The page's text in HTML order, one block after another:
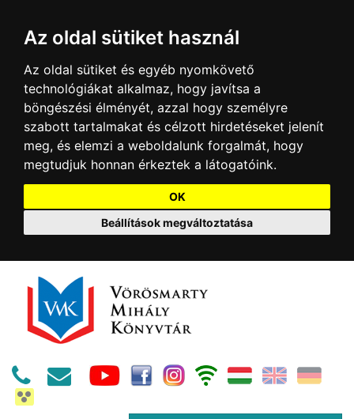
Az oldal sütiket használ
Az oldal sütiket és egyéb nyomkövető
technológiákat alkalmaz, hogy javítsa a
böngészési élményét, azzal hogy személyre
szabott tartalmakat és célzott hirdetéseket jelenít
meg, és elemzi a weboldalunk forgalmát, hogy
megtudjuk honnan érkeztek a látogatóink.
OK
Beállítások megváltoztatása